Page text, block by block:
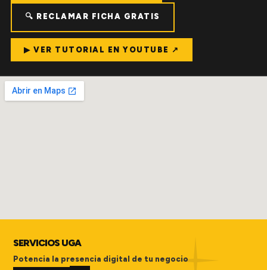
🔍 RECLAMAR FICHA GRATIS
▶ VER TUTORIAL EN YOUTUBE ↗
SERVICIOS UGA
Potencia la presencia digital de tu negocio